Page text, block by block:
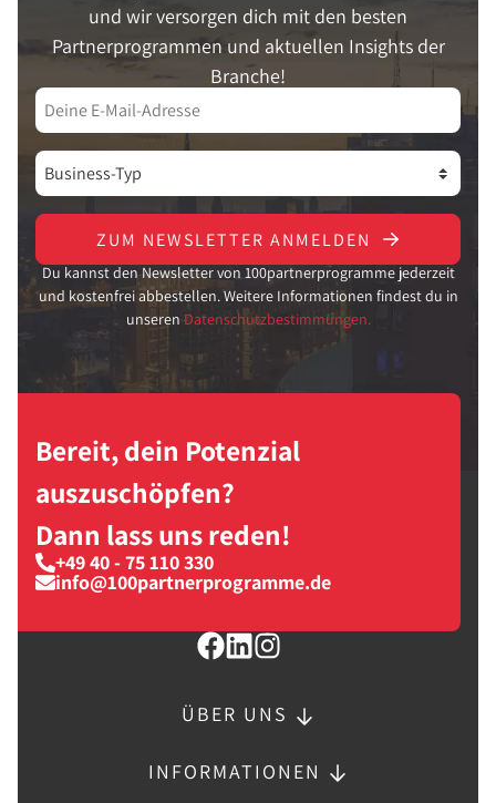
und wir versorgen dich mit den besten
Partnerprogrammen und aktuellen Insights der
Branche!
ZUM NEWSLETTER ANMELDEN
Du kannst den Newsletter von 100partnerprogramme jederzeit
und kostenfrei abbestellen. Weitere Informationen findest du in
unseren Datenschutzbestimmungen.
Bereit, dein Potenzial
auszuschöpfen?
Dann lass uns reden!
+49 40 - 75 110 330
info@100partnerprogramme.de
ÜBER UNS
INFORMATIONEN